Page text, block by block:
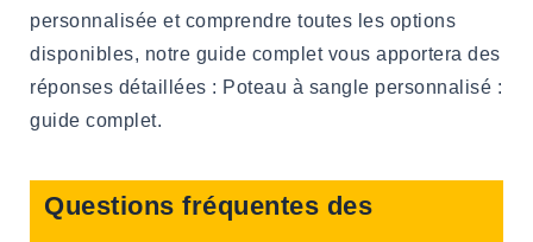
personnalisée et comprendre toutes les options
disponibles, notre guide complet vous apportera des
réponses détaillées : Poteau à sangle personnalisé :
guide complet.
Questions fréquentes des